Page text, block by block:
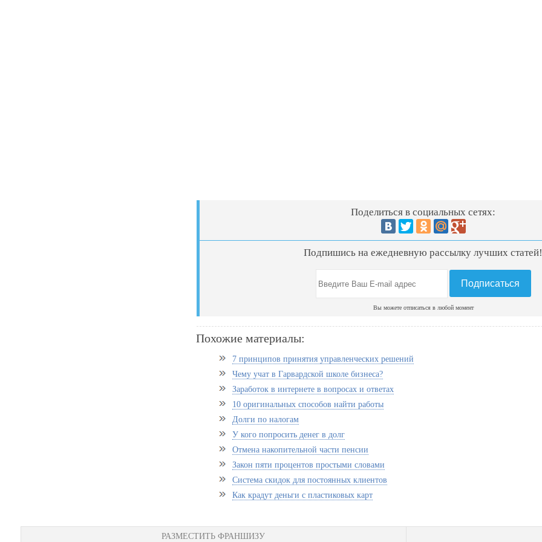
Поделиться в социальных сетях:
Подпишись на ежедневную рассылку лучших
Вы можете отписаться в любой момент
Похожие материалы:
7 принципов принятия управленческих решений
Чему учат в Гарвардской школе бизнеса?
Заработок в интернете в вопросах и ответах
10 оригинальных способов найти работы
Долги по налогам
У кого попросить денег в долг
Отмена накопительной части пенсии
Закон пяти процентов простыми словами
Система скидок для постоянных клиентов
Как крадут деньги с пластиковых карт
РАЗМЕСТИТЬ ФРАНШИЗУ